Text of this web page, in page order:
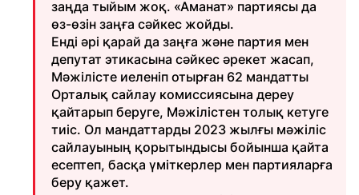
заңда тыйым жоқ. «Аманат» партиясы да
өз-өзін заңға сәйкес жойды.
Енді әрі қарай да заңға және партия мен
депутат этикасына сәйкес әрекет жасап,
Мәжілісте иеленіп отырған 62 мандатты
Орталық сайлау комиссиясына дереу
қайтарып беруге, Мәжілістен толық кетуге
тиіс. Ол мандаттарды 2023 жылғы мәжіліс
сайлауының қорытындысы бойынша қайта
есептеп, басқа үміткерлер мен партияларға
беру қажет.